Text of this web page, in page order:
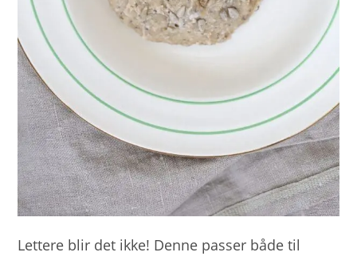
Lettere blir det ikke! Denne passer både til